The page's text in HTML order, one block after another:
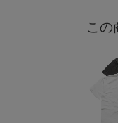
この